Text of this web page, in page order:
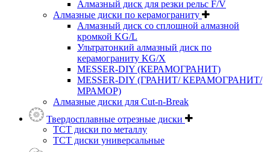
Алмазный диск для резки рельс F/V
Алмазные диски по керамограниту
Алмазный диск со сплошной алмазной
кромкой KG/L
Ультратонкий алмазный диск по
керамограниту KG/X
MESSER-DIY (КЕРАМОГРАНИТ)
MESSER-DIY (ГРАНИТ/ КЕРАМОГРАНИТ/
МРАМОР)
Алмазные диски для Cut-n-Break
Твердосплавные отрезные диски
ТСТ диски по металлу
ТСТ диски универсальные